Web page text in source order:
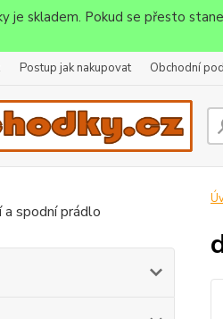
je skladem. Pokud se přesto
Postup jak nakupovat Obchodní
a spodní prádlo